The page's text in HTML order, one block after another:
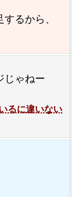
るから、
じゃねー
るに違いない